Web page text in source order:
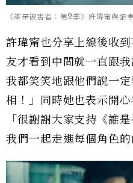
《誰是被害者：第2季》許瑋甯與張
許瑋甯也分享上線後收
友才看到中間就一直跟
我都笑笑地跟他們說一
相！」同時她也表示開
「很謝謝大家支持《誰
我們一起走進每個角色的